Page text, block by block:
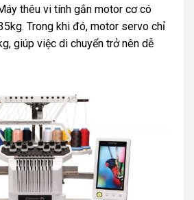
thêu vi tính gắn motor cơ có
Trong khi đó, motor servo chỉ
giúp việc di chuyển trở nên dễ